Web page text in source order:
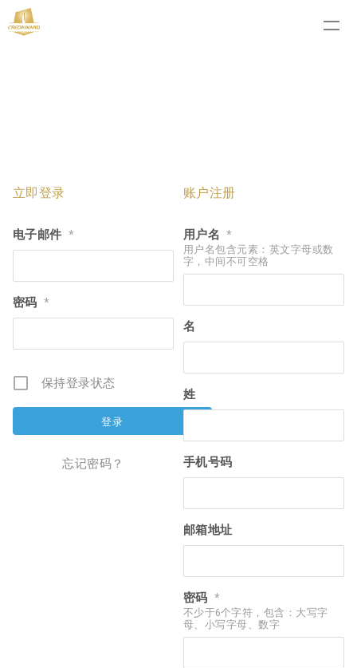
立即登录
电子邮件 *
密码 *
保持登录状态
忘记密码？
账户注册
用户名 *
用户名包含元素：英文字母或数
字，中间不可空格
名
姓
手机号码
邮箱地址
密码 *
不少于6个字符，包含：大写字
母、小写字母、数字